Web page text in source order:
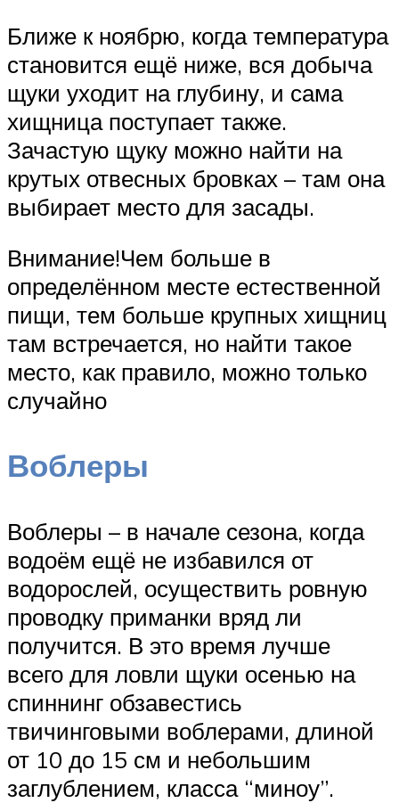
Ближе к ноябрю, когда температура
становится ещё ниже, вся добыча
щуки уходит на глубину, и сама
хищница поступает также.
Зачастую щуку можно найти на
крутых отвесных бровках – там она
выбирает место для засады.
Внимание!Чем больше в
определённом месте естественной
пищи, тем больше крупных хищниц
там встречается, но найти такое
место, как правило, можно только
случайно
Воблеры
Воблеры – в начале сезона, когда
водоём ещё не избавился от
водорослей, осуществить ровную
проводку приманки вряд ли
получится. В это время лучше
всего для ловли щуки осенью на
спиннинг обзавестись
твичинговыми воблерами, длиной
от 10 до 15 см и небольшим
заглублением, класса “миноу”.